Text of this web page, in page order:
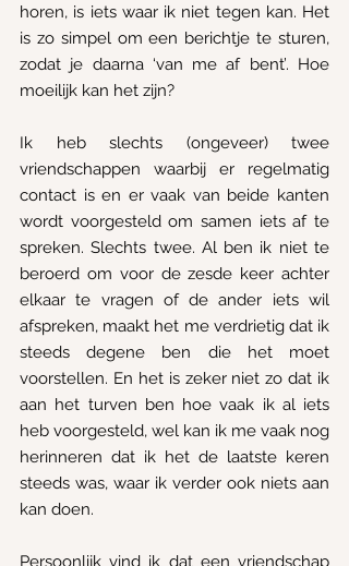
horen, is iets waar ik niet tegen kan. Het
is zo simpel om een berichtje te sturen,
zodat je daarna ‘van me af bent’. Hoe
moeilijk kan het zijn?
Ik heb slechts (ongeveer) twee
vriendschappen waarbij er regelmatig
contact is en er vaak van beide kanten
wordt voorgesteld om samen iets af te
spreken. Slechts twee. Al ben ik niet te
beroerd om voor de zesde keer achter
elkaar te vragen of de ander iets wil
afspreken, maakt het me verdrietig dat ik
steeds degene ben die het moet
voorstellen. En het is zeker niet zo dat ik
aan het turven ben hoe vaak ik al iets
heb voorgesteld, wel kan ik me vaak nog
herinneren dat ik het de laatste keren
steeds was, waar ik verder ook niets aan
kan doen.
Persoonlijk vind ik dat een vriendschap